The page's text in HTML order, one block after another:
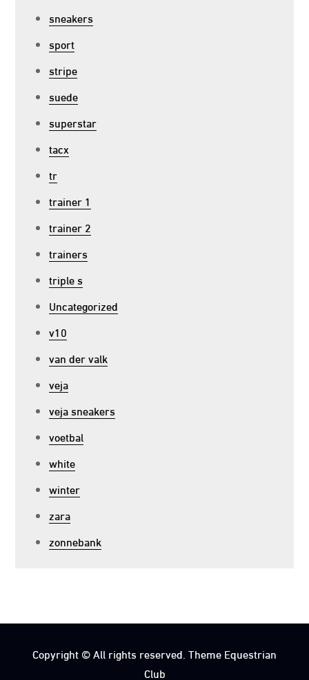
sneakers
sport
stripe
suede
superstar
tacx
tr
trainer 1
trainer 2
trainers
triple s
Uncategorized
v10
van der valk
veja
veja sneakers
voetbal
white
winter
zara
zonnebank
Copyright © All rights reserved. Theme Equestrian
Club